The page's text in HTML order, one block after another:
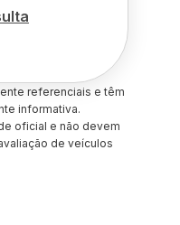
referenciais e têm
informativa.
oficial e não devem
de veículos